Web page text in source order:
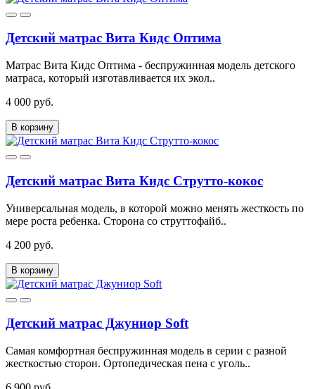
Детский матрас Вита Кидс Оптима
Матрас Вита Кидс Оптима - беспружинная модель детского
матраса, который изготавливается их экол..
4 000 руб.
В корзину
Детский матрас Вита Кидс Струтто-кокос
Универсальная модель, в которой можно менять жесткость по
мере роста ребенка. Сторона со струттофайб..
4 200 руб.
В корзину
Детский матрас Джуниор Soft
Самая комфортная беспружинная модель в серии с разной
жесткостью сторон. Ортопедическая пена с уголь..